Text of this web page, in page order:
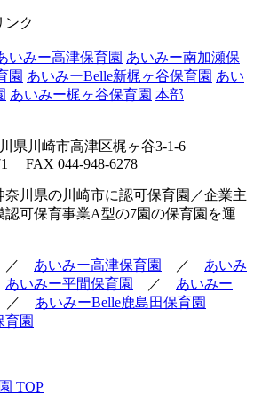
ンク
いみー高津保育園 あいみー南加瀬保
園 あいみーBelle新梶ヶ谷保育園 あい
あいみー梶ヶ谷保育園 本部
県川崎市高津区梶ヶ谷3-1-6
FAX 044-948-6278
川県の川崎市に認可保育園／企業主
可保育事業A型の7園の保育園を運
あいみー高津保育園 ／ あいみ
あいみー平間保育園 ／ あいみー
／ あいみーBelle鹿島田保育園
育園
TOP